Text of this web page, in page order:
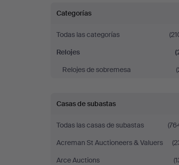
Relojes
en
Stockholms
Hamburg
Categorías
Todas las categorías
Relojes
Relojes de sobremesa
Casas de subastas
Todas las casas de subastas
Acreman St Auctioneers & Valuers
Arce Auctions